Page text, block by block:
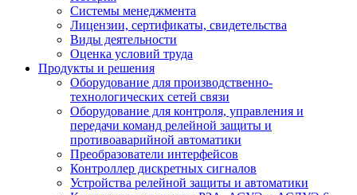
Системы менеджмента
Лицензии, сертификаты, свидетельства
Виды деятельности
Оценка условий труда
Продукты и решения
Оборудование для производственно-
технологических сетей связи
Оборудование для контроля, управления и
передачи команд релейной защиты и
противоаварийной автоматики
Преобразователи интерфейсов
Контроллер дискретных сигналов
Устройства релейной защиты и автоматики